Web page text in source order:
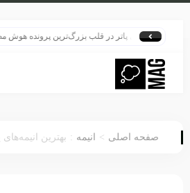
هری پاتر در قلب بزرگ‌ترین پرونده هوش مصنوعی
صفحه اصلی > انیمه : بهترین انیمه‌های